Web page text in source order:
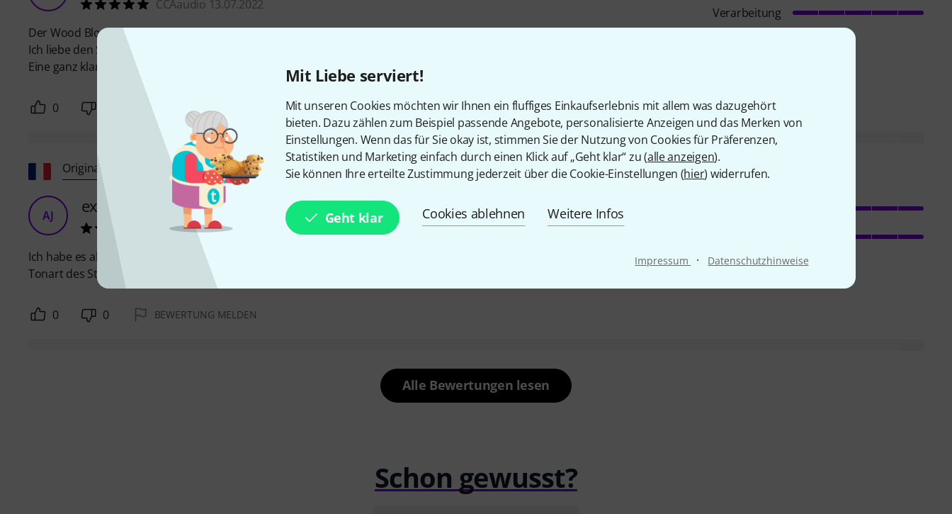
Mit Liebe serviert!
Mit unseren Cookies möchten wir Ihnen ein fluffiges Einkaufserlebnis mit allem was dazugehört
bieten. Dazu zählen zum Beispiel passende Angebote, personalisierte Anzeigen und das Merken von
Einstellungen. Wenn das für Sie okay ist, stimmen Sie der Nutzung von Cookies für Präferenzen,
Statistiken und Marketing einfach durch einen Klick auf „Geht klar“ zu (alle anzeigen).
Sie können Ihre erteilte Zustimmung jederzeit über die Cookie-Einstellungen (hier) widerrufen.
Geht klar Cookies ablehnen Weitere Infos
Impressum · Datenschutzhinweise
CCAaudio 13.07.2022
Der Wood Block ist spitze verarbeitet und weist keinerlei Mängel auf.
Ich liebe den Sound des Blocks. Ich recorde ihn, bearbeite ihn mit ein wenig Reverb und er klingt Phenomenal !
Eine ganz klare Kaufempfehlung von mir !
Verarbeitung
0 BEWERTUNG MELDEN
Original zeigen
AJ exzellenter Klang
Alain J. 13.06.2013
Ich habe es als Begleitung zu einem einzelnen Musikstück gekauft. Ich bin sehr zufrieden, da es kraftvoll ist und perfekt zur
Tonart des Stücks passt. Der Klang erinnert an Claves. Ein guter Kauf.
0 0 BEWERTUNG MELDEN
Alle Bewertungen lesen
Schon gewusst?